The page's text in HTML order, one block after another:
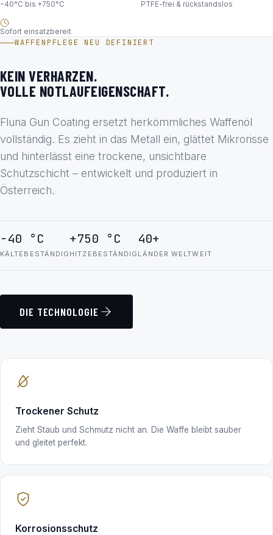
−40°C bis +750°C PTFE-frei & rückstandslos
Sofort einsatzbereit
WAFFENPFLEGE NEU DEFINIERT
KEIN VERHARZEN.
VOLLE NOTLAUFEIGENSCHAFT.
Fluna Gun Coating ersetzt herkömmliches Waffenöl
vollständig. Es zieht in das Metall ein, glättet Mikrorisse
und hinterlässt eine trockene, unsichtbare
Schutzschicht – entwickelt und produziert in
Österreich.
−40 °C
KÄLTEBESTÄNDIG
+750 °C
HITZEBESTÄNDIG
40+
LÄNDER WELTWEIT
DIE TECHNOLOGIE
Trockener Schutz
Zieht Staub und Schmutz nicht an. Die Waffe bleibt sauber
und gleitet perfekt.
Korrosionsschutz